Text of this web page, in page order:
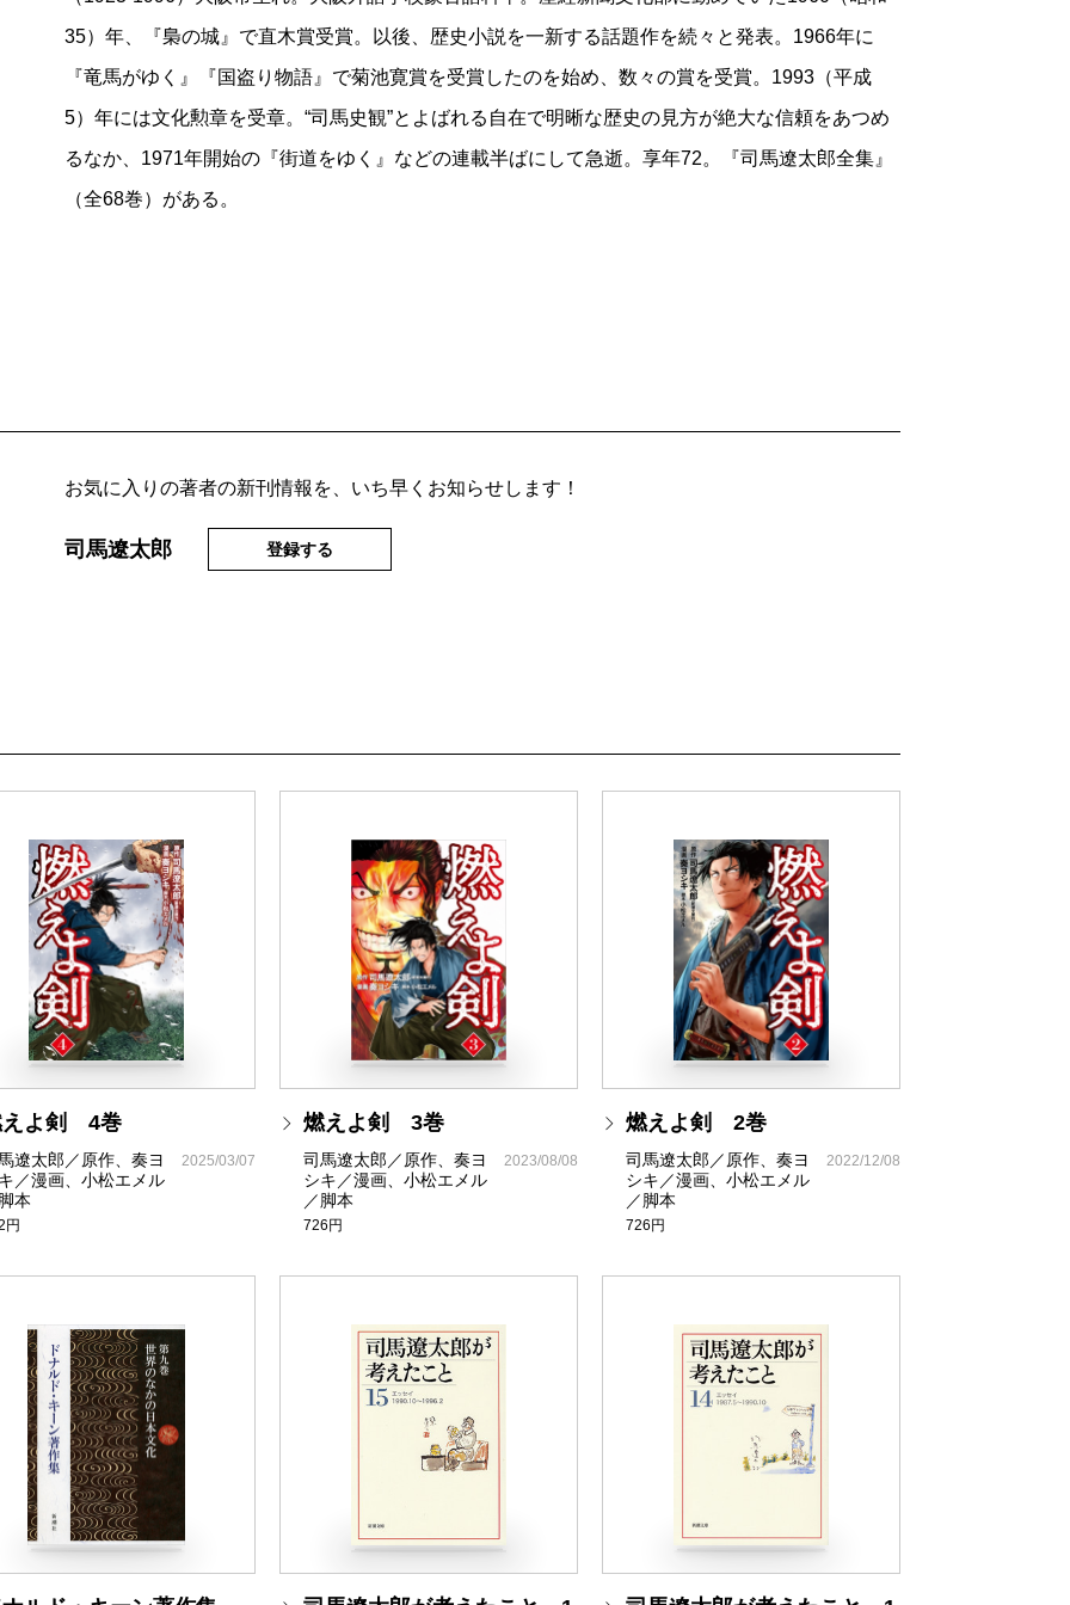
35）年、『梟の城』で直木賞受賞。以後、歴史小説を一新する話題作を続々と発表。1966年に
『竜馬がゆく』『国盗り物語』で菊池寛賞を受賞したのを始め、数々の賞を受賞。1993（平成
5）年には文化勲章を受章。“司馬史観”とよばれる自在で明晰な歴史の見方が絶大な信頼をあつめ
るなか、1971年開始の『街道をゆく』などの連載半ばにして急逝。享年72。『司馬遼太郎全集』
（全68巻）がある。
お気に入りの著者の新刊情報を、いち早くお知らせします！
司馬遼太郎 登録する
えよ剣 4巻
遼太郎／原作、奏ヨ
／漫画、小松エメル
本
円
2025/03/07
燃えよ剣 3巻
司馬遼太郎／原作、奏ヨ
シキ／漫画、小松エメル
／脚本
726円
2023/08/08
燃えよ剣 2巻
司馬遼太郎／原作、奏ヨ
シキ／漫画、小松エメル
／脚本
726円
2022/12/08